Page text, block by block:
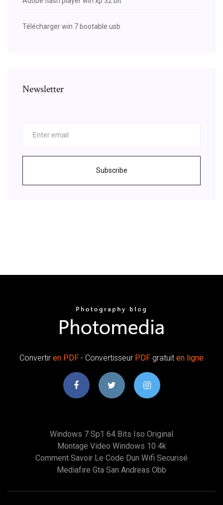
Télécharger win 7 bootable usb
Newsletter
Subscribe
Convertir en PDF - Convertisseur PDF gratuit en ligne
Windows 7 Sp1 64 Bits Iso Original
Montage Video Windows 10 4k
Comment Savoir Le Code Dun Wifi Securisé
Mediafıre Gta San Andreas Obb